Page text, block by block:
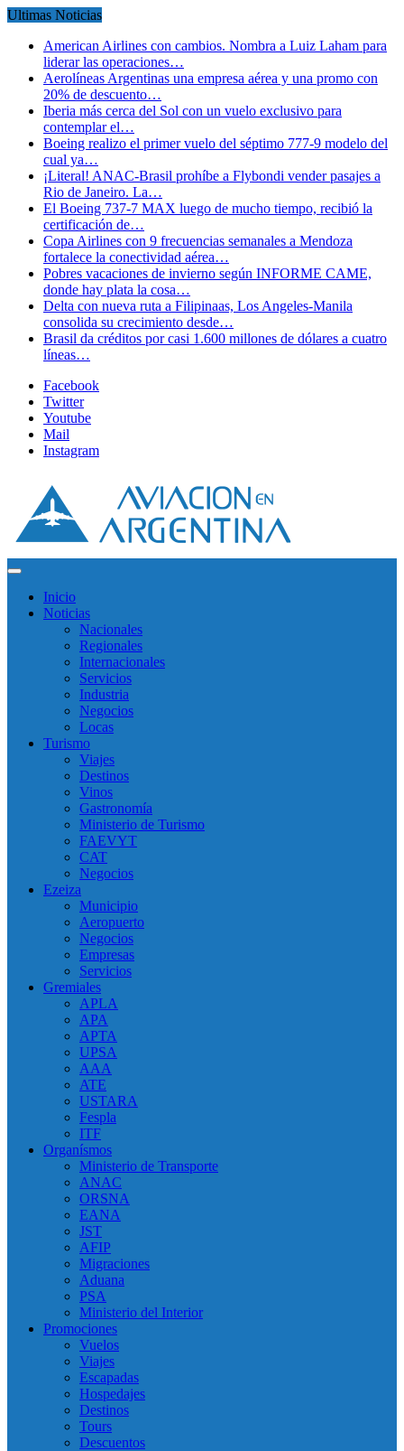
Ultimas Noticias
American Airlines con cambios. Nombra a Luiz Laham para
liderar las operaciones…
Aerolíneas Argentinas una empresa aérea y una promo con
20% de descuento…
Iberia más cerca del Sol con un vuelo exclusivo para
contemplar el…
Boeing realizo el primer vuelo del séptimo 777-9 modelo del
cual ya…
¡Literal! ANAC-Brasil prohíbe a Flybondi vender pasajes a
Rio de Janeiro. La…
El Boeing 737-7 MAX luego de mucho tiempo, recibió la
certificación de…
Copa Airlines con 9 frecuencias semanales a Mendoza
fortalece la conectividad aérea…
Pobres vacaciones de invierno según INFORME CAME,
donde hay plata la cosa…
Delta con nueva ruta a Filipinaas, Los Angeles-Manila
consolida su crecimiento desde…
Brasil da créditos por casi 1.600 millones de dólares a cuatro
líneas…
Facebook
Twitter
Youtube
Mail
Instagram
Inicio
Noticias
Nacionales
Regionales
Internacionales
Servicios
Industria
Negocios
Locas
Turismo
Viajes
Destinos
Vinos
Gastronomía
Ministerio de Turismo
FAEVYT
CAT
Negocios
Ezeiza
Municipio
Aeropuerto
Negocios
Empresas
Servicios
Gremiales
APLA
APA
APTA
UPSA
AAA
ATE
USTARA
Fespla
ITF
Organísmos
Ministerio de Transporte
ANAC
ORSNA
EANA
JST
AFIP
Migraciones
Aduana
PSA
Ministerio del Interior
Promociones
Vuelos
Viajes
Escapadas
Hospedajes
Destinos
Tours
Descuentos